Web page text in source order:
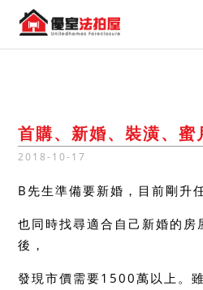
首購、新婚、裝潢、蜜
2018-10-17
B先生準備要新婚，目前剛升
也同時找尋適合自己新婚的房
後，
發現市價需要1500萬以上。